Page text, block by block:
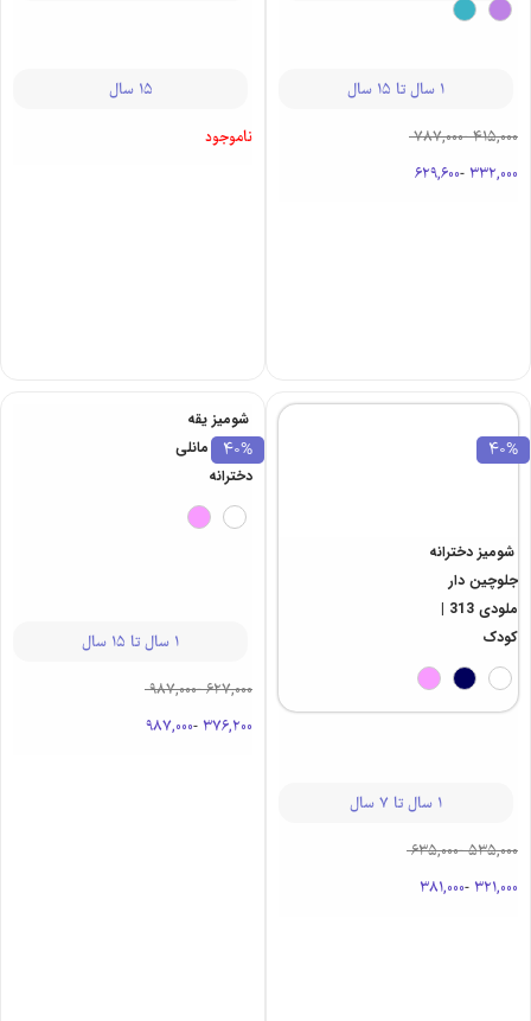
1 سال تا 15 سال
415,000
-
787,000
332,000
-
629,600
15 سال
ناموجود
40%
شومیز دخترانه
جلوچین دار
ملودی 313 |
کودک
1 سال تا 7 سال
535,000
-
635,000
321,000
-
381,000
40%
شومیز یقه
خشتی مانلی
دخترانه
1 سال تا 15 سال
627,000
-
987,000
376,200
-
987,000